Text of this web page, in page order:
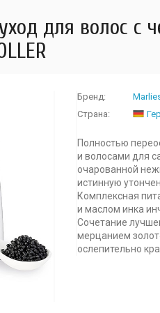
для волос с
Бренд:
Страна:
Полностью
и волосами для
очарованной
истинную
Комплексная
и маслом инка
Сочетание
мерцанием
ослепительно